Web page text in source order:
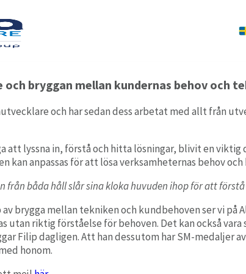
utförare.
Planering
Myndighet
Heltäckande verksamhetssystem för
myndighetsutövning,
Arbete & Kompetens
Enkel och strukturerad journalföring.
PARTNERSKAP
och bryggan mellan kundernas behov och
och bryggan mellan kundernas behov och
och har sedan dess arbetat med allt från
att lyssna in, förstå och hitta lösningar, blivit en
anpassas för att lösa verksamheternas behov och
från båda håll slår sina kloka huvuden ihop för att
brygga mellan tekniken och kundbehoven ser vi
utan riktig förståelse för behoven. Det kan också
Filip dagligen. Att han dessutom har SM-medaljer
honom.